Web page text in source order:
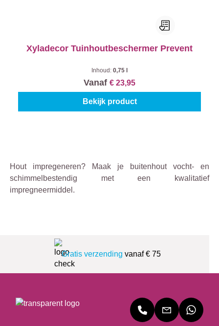
Xyladecor Tuinhoutbeschermer Prevent
Inhoud: 0,75 l
Vanaf € 23,95
Bekijk product
Hout impregeneren? Maak je buitenhout vocht- en
schimmelbestendig met een kwalitatief
impregneermiddel.
Gratis verzending vanaf € 75